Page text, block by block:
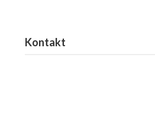
Kontakt